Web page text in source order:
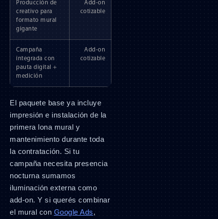
Producción de
creativo para
formato mural
gigante
Add-on
cotizable
Campaña
integrada con
pauta digital +
medición
Add-on
cotizable
El paquete base ya incluye
impresión e instalación de la
primera lona mural y
mantenimiento durante toda
la contratación. Si tu
campaña necesita presencia
nocturna sumamos
iluminación externa como
add-on. Y si querés combinar
el mural con Google Ads,